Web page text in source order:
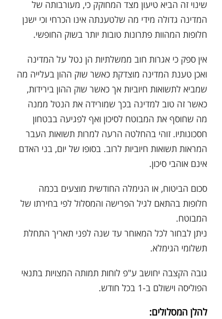
שינוי זה הביא טיעון מצד המחוקק כי, מעורבותה של
המדינה גדולה מידי מה שלטענתה אינו הכרחי וכי ישנן
חלופות המהוות פתרונות טובות יותר בשוק החופשי.
אין ספק כי אגרות חוב ממשלתיות הן נטל על המדינה
ואכן טענת המדינה מוצדקת כאשר שוק ההון בעלייה מה
שמביא לתשואות חיוביות אך כאשר שוק ההון בירידות,
כאשר זה טוב למדינה בכך שמורידה את הנטל ממנה
מה שחוסף את המבוטח לסיכון ואף לפגיעה בבטחון
חסכונותיו. זוהי בהחלטה הרעה למרות תשואות העבר
המראות תשואות חיוביות לרוב. בסופו של יום, בני האדם
אינם אוהבי סיכון.
סכום הביטוח, או הגימלה החודשית מוצעים בכמה
חלופות בהתאם לגיל הפרישה והמסלול לפי בחירתו של
המבוטח.
ניתן לבחור לכל המאוחר עד שנה לפני תאריך התחלת
תשלומי הגימלא.
גובה הקצבה יחושב ע"פ לוחות תמותה המצויות בתנאי
הפוליסה וישולם ב-1 בכל חודש.
להלן המסלולים: